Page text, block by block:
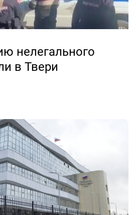
нелегального
в Твери